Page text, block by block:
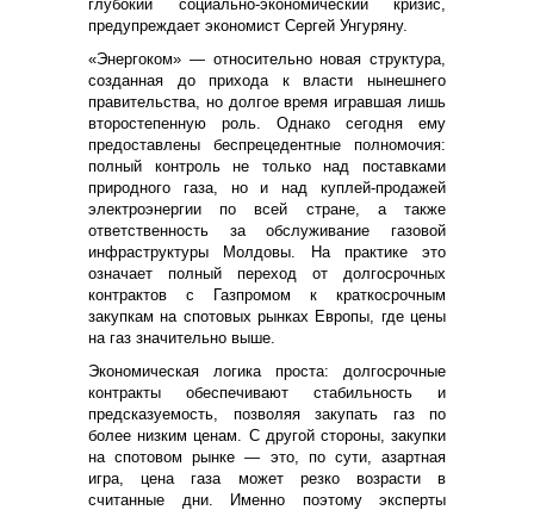
глубокий социально-экономический кризис,
предупреждает экономист Сергей Унгуряну.
«Энергоком» — относительно новая структура,
созданная до прихода к власти нынешнего
правительства, но долгое время игравшая лишь
второстепенную роль. Однако сегодня ему
предоставлены беспрецедентные полномочия:
полный контроль не только над поставками
природного газа, но и над куплей-продажей
электроэнергии по всей стране, а также
ответственность за обслуживание газовой
инфраструктуры Молдовы. На практике это
означает полный переход от долгосрочных
контрактов с Газпромом к краткосрочным
закупкам на спотовых рынках Европы, где цены
на газ значительно выше.
Экономическая логика проста: долгосрочные
контракты обеспечивают стабильность и
предсказуемость, позволяя закупать газ по
более низким ценам. С другой стороны, закупки
на спотовом рынке — это, по сути, азартная
игра, цена газа может резко возрасти в
считанные дни. Именно поэтому эксперты